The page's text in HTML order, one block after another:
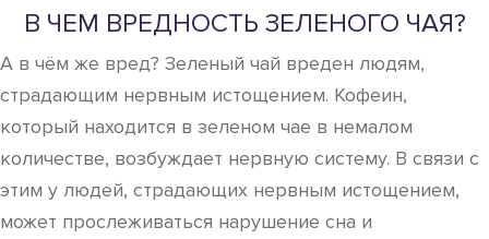
В ЧЕМ ВРЕДНОСТЬ ЗЕЛЕНОГО ЧАЯ?
А в чём же вред? Зеленый чай вреден людям,
страдающим нервным истощением. Кофеин,
который находится в зеленом чае в немалом
количестве, возбуждает нервную систему. В связи с
этим у людей, страдающих нервным истощением,
может прослеживаться нарушение сна и